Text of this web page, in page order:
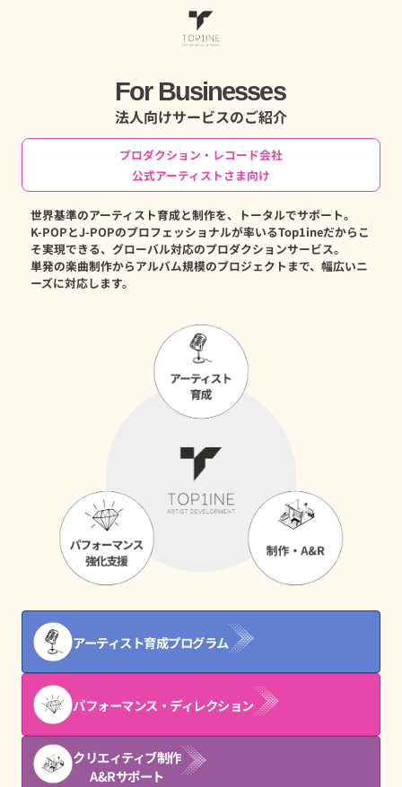
For Businesses
法人向けサービスのご紹介
プロダクション・レコード会社
公式アーティストさま向け
世界基準のアーティスト育成と制作を、トータルでサポート。
K-POPとJ-POPのプロフェッショナルが率いるTop1ineだからこ
そ実現できる、グローバル対応のプロダクションサービス。
単発の楽曲制作からアルバム規模のプロジェクトまで、幅広いニ
ーズに対応します。
アーティスト育成プログラム
パフォーマンス・ディレクション
クリエィティブ制作
A&Rサポート